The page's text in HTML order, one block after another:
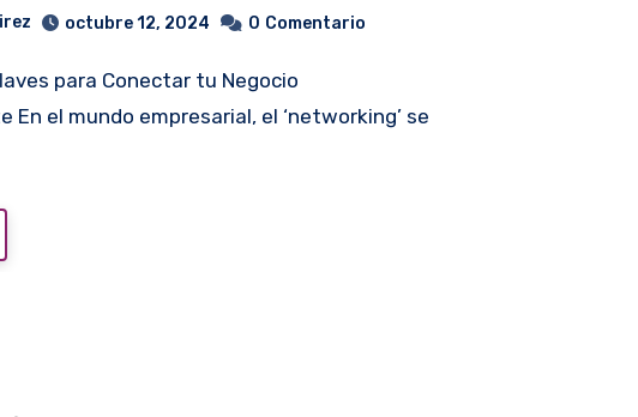
octubre 12, 2024 0 Comentario
En el mundo empresarial, el ‘networking’ se